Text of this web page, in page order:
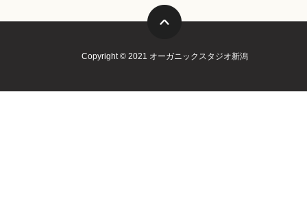
Copyright © 2021 オーガニックスタジオ新潟